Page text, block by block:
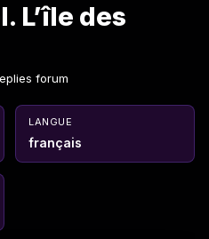
L’île des
forum
LANGUE
français